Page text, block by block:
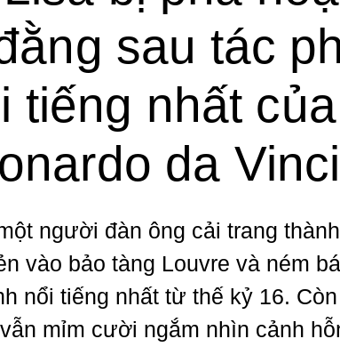
sau tác
tiếng nhất của
da Vinci
người đàn ông cải trang
vào bảo tàng Louvre và ném
nổi tiếng nhất từ thế kỷ 16.
mỉm cười ngắm nhìn cảnh